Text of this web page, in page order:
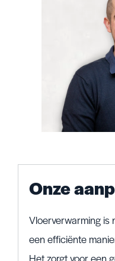
Onze
Vloerverwarming is
een efficiënte
Het zorgt voor een